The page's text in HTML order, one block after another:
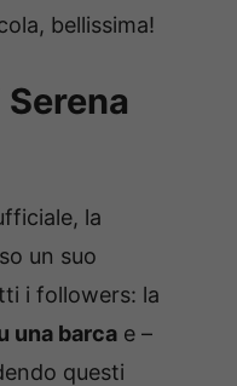
bellissima!
la
un suo
i followers: la
una barca e –
questi